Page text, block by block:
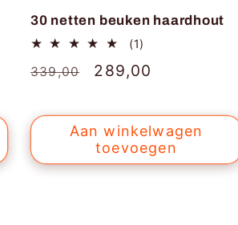
30 netten beuken haardhout
(1)
aantal
Normale
339,00 Aanbiedingsprijs
289,00
Aan winkelwagen
toevoegen